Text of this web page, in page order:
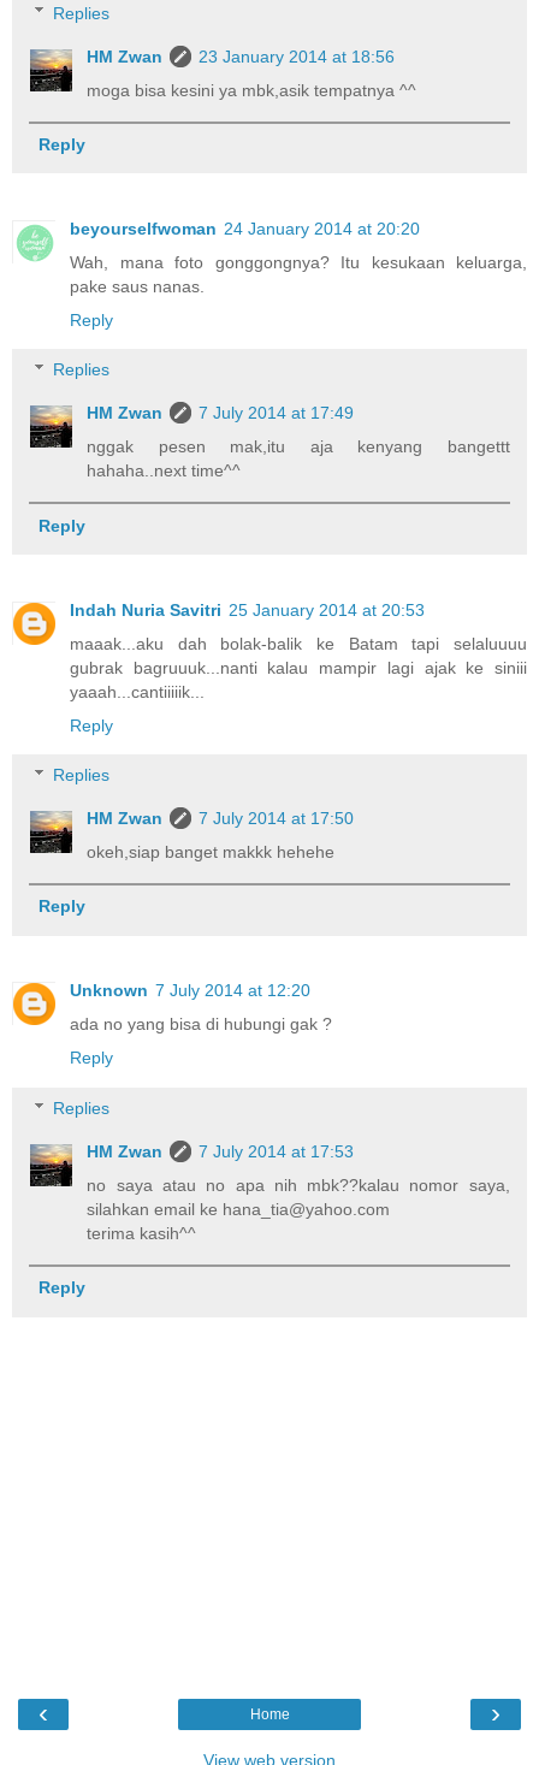
Replies
HM Zwan
23 January 2014 at 18:56
moga bisa kesini ya mbk,asik tempatnya ^^
Reply
beyourselfwoman 24 January 2014 at 20:20
Wah, mana foto gonggongnya? Itu kesukaan keluarga,
pake saus nanas.
Reply
Replies
HM Zwan
7 July 2014 at 17:49
nggak pesen mak,itu aja kenyang bangettt
hahaha..next time^^
Reply
Indah Nuria Savitri 25 January 2014 at 20:53
maaak...aku dah bolak-balik ke Batam tapi selaluuuu
gubrak bagruuuk...nanti kalau mampir lagi ajak ke siniii
yaaah...cantiiiiik...
Reply
Replies
HM Zwan
7 July 2014 at 17:50
okeh,siap banget makkk hehehe
Reply
Unknown 7 July 2014 at 12:20
ada no yang bisa di hubungi gak ?
Reply
Replies
HM Zwan
7 July 2014 at 17:53
no saya atau no apa nih mbk??kalau nomor saya,
silahkan email ke hana_tia@yahoo.com
terima kasih^^
Reply
‹ ›
Home
View web version